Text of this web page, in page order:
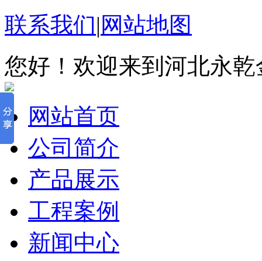
联系我们| 网站地图
您好！欢迎来到河北永
网站首页
公司简介
产品展示
工程案例
新闻中心